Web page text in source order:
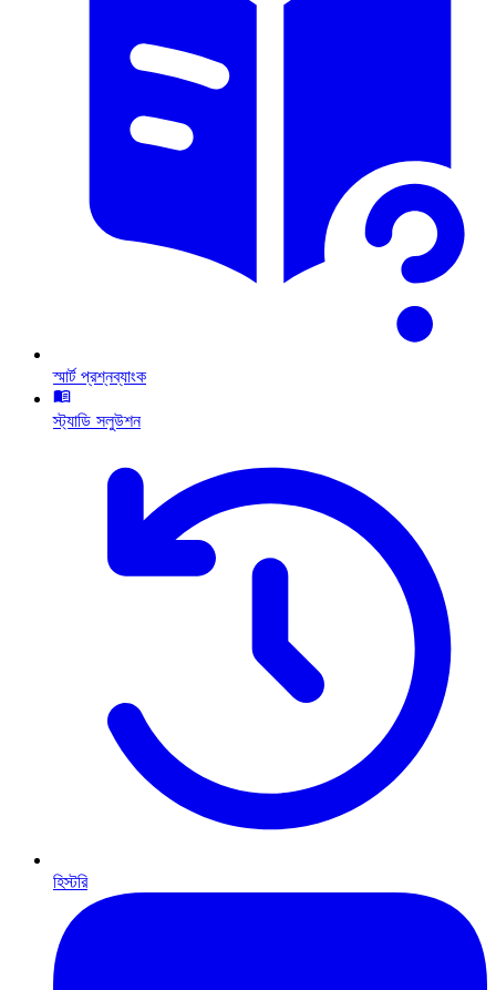
স্মার্ট প্রশ্নব্যাংক
স্ট্যাডি সলুউশন
হিস্টরি